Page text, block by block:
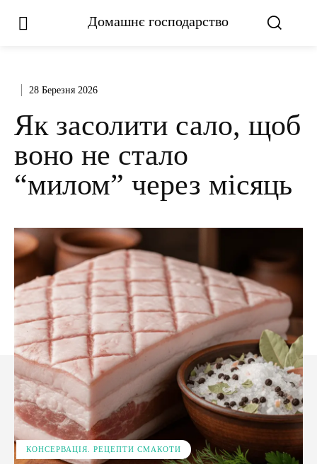
Домашнє господарство
28 Березня 2026
Як засолити сало, щоб
воно не стало
“милом” через місяць
КОНСЕРВАЦІЯ. РЕЦЕПТИ СМАКОТИ